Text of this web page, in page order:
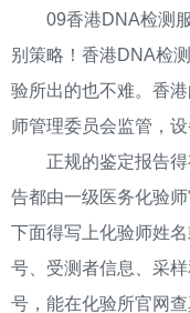
09香港DNA检测服
别策略！香港DNA检
验所出的也不难。香
师管理委员会监管，
正规的鉴定报告得
告都由一级医务化验
下面得写上化验师姓
号、受测者信息、采
号，能在化验所官网